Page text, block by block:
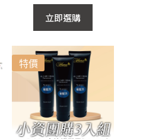
立即選購
特價